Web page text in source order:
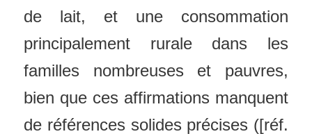
de lait, et une consommation
principalement rurale dans les
familles nombreuses et pauvres,
bien que ces affirmations manquent
de références solides précises ([réf.